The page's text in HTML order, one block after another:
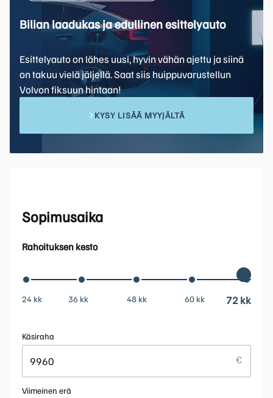
Sopimusaika
Rahoituksen kesto
24 kk 36 kk 48 kk 60 kk 72 kk
Käsiraha
Viimeinen erä
Bilian laadukas ja edullinen esittelyauto
Esittelyauto on lähes uusi, hyvin vähän ajettu ja siinä
on takuu vielä jäljellä. Saat siis huippuvarustellun
Volvon fiksuun hintaan!
KYSY LISÄÄ MYYJÄLTÄ